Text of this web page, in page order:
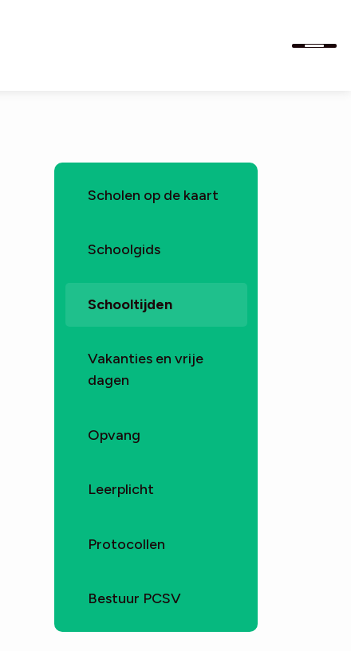
Scholen op de kaart
Schoolgids
Schooltijden
Vakanties en vrije
dagen
Opvang
Leerplicht
Protocollen
Bestuur PCSV